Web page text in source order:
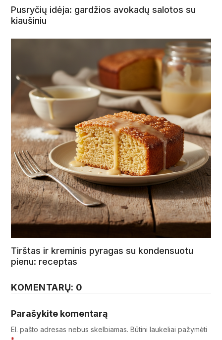
Pusryčių idėja: gardžios avokadų salotos su
kiaušiniu
Tirštas ir kreminis pyragas su kondensuotu
pienu: receptas
KOMENTARŲ: 0
Parašykite komentarą
El. pašto adresas nebus skelbiamas. Būtini laukeliai pažymėti